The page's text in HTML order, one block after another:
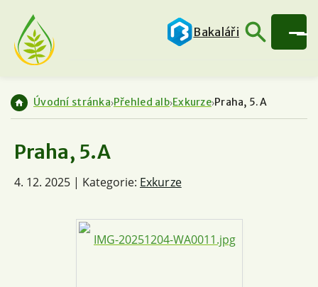
Bakaláři
Úvodní stránka Přehled alb Exkurze Praha, 5.A
Praha, 5.A
4. 12. 2025 | Kategorie: Exkurze